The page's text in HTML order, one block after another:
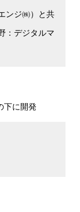
ンジ㈱）と共
：デジタルマ
下に開発